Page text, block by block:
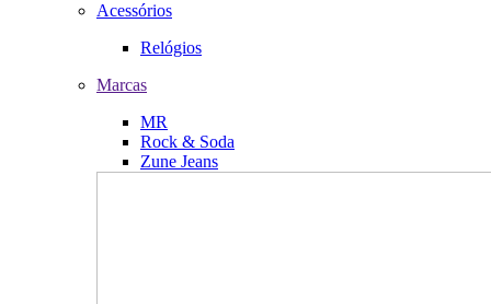
Acessórios
Relógios
Marcas
MR
Rock & Soda
Zune Jeans